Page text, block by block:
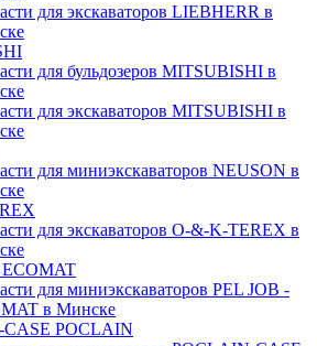
для экскаваторов LIEBHERR в
для бульдозеров MITSUBISHI в
для экскаваторов MITSUBISHI в
для миниэкскаваторов NEUSON в
для экскаваторов O-&-K-TEREX в
для миниэкскаваторов PEL JOB -
в Минске
POCLAIN